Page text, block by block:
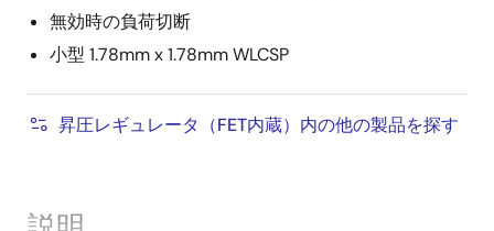
無効時の負荷切断
小型 1.78mm x 1.78mm WLCSP
昇圧レギュレータ（FET内蔵）内の他の製品を探す